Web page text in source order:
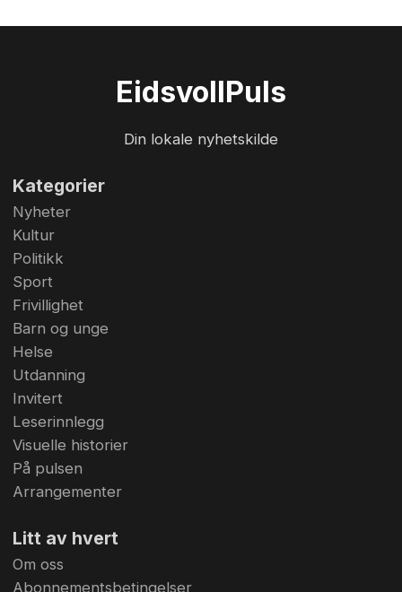
EidsvollPuls
Din lokale nyhetskilde
Kategorier
Nyheter
Kultur
Politikk
Sport
Frivillighet
Barn og unge
Helse
Utdanning
Invitert
Leserinnlegg
Visuelle historier
På pulsen
Arrangementer
Litt av hvert
Om oss
Abonnementsbetingelser